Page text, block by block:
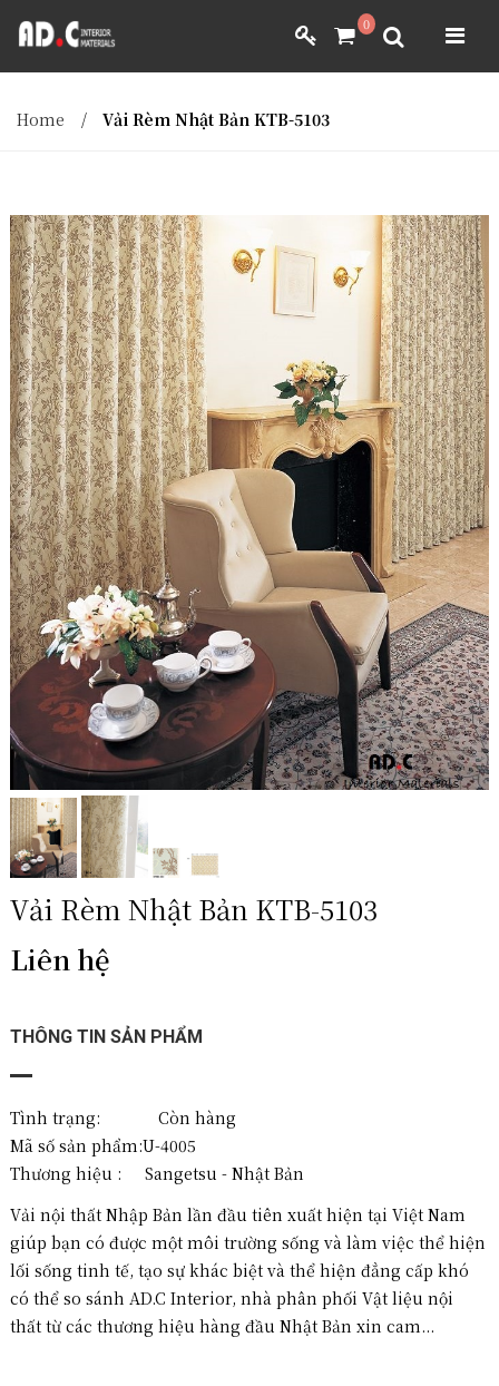
0
GIẤY DÁN TƯỜNG NHẬT BẢN
MÀNH RÈM NHẬT BẢN FILM DÁN NỘI THẤT VẢI BỌC NỘI THẤT
DÀNH CHO ĐẠI LÝ
YÊU CẦU BÁO GIÁ
ADC INTERIOR
GIẤY DÁN TƯỜNG NHẬT BẢN
MÀNH RÈM NHẬT BẢN
DÀNH CHO ĐẠI LÝ
YÊU CẦU BÁO GIÁ
Home / Vải Rèm Nhật Bản KTB-5103
Vải Rèm Nhật Bản KTB-5103
Liên hệ
THÔNG TIN SẢN PHẨM
Tình trạng: Còn hàng
Mã số sản phẩm:U-4005
Thương hiệu :
Sangetsu - Nhật Bản
Vải nội thất Nhập Bản lần đầu tiên xuất hiện tại Việt Nam
giúp bạn có được một môi trường sống và làm việc thể hiện
lối sống tinh tế, tạo sự khác biệt và thể hiện đẳng cấp khó
có thể so sánh AD.C Interior, nhà phân phối Vật liệu nội
thất từ các thương hiệu hàng đầu Nhật Bản xin cam...